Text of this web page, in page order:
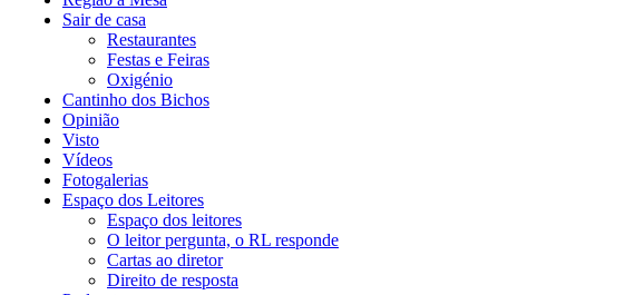
Sair de casa
Restaurantes
Festas e Feiras
Oxigénio
Cantinho dos Bichos
Opinião
Visto
Vídeos
Fotogalerias
Espaço dos Leitores
Espaço dos leitores
O leitor pergunta, o RL responde
Cartas ao diretor
Direito de resposta